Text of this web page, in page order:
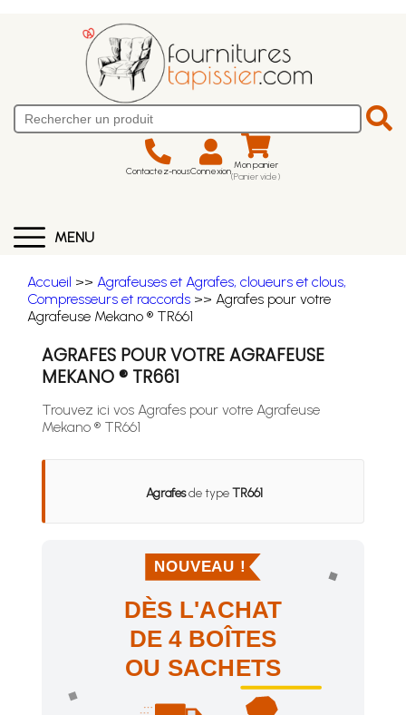
Contactez-nousConnexion Mon panier
(Panier vide)
MENU
Accueil >> Agrafeuses et Agrafes, cloueurs et clous,
Compresseurs et raccords >> Agrafes pour votre
Agrafeuse Mekano ® TR661
AGRAFES POUR VOTRE AGRAFEUSE
MEKANO ® TR661
Trouvez ici vos Agrafes pour votre Agrafeuse
Mekano ® TR661
Agrafesde typeTR661
NOUVEAU !
DÈS L'ACHAT
DE 4 BOÎTES
OU SACHETS